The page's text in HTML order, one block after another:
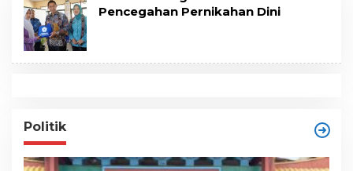
Pencegahan Pernikahan Dini
Politik